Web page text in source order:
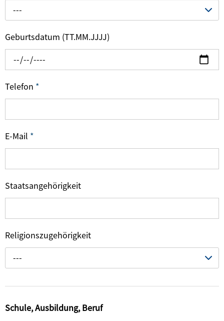
---
Geburtsdatum (TT.MM.JJJJ)
Telefon *
E-Mail *
Staatsangehörigkeit
Religionszugehörigkeit
---
Schule, Ausbildung, Beruf